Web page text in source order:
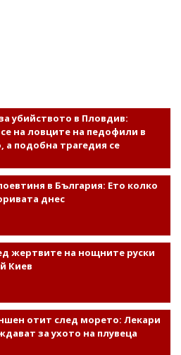
убийството в Пловдив:
на ловците на педофили в
а подобна трагедия се
в България: Ето колко
днес
жертвите на нощните руски
Киев
отит след морето: Лекари
за ухото на плувеца